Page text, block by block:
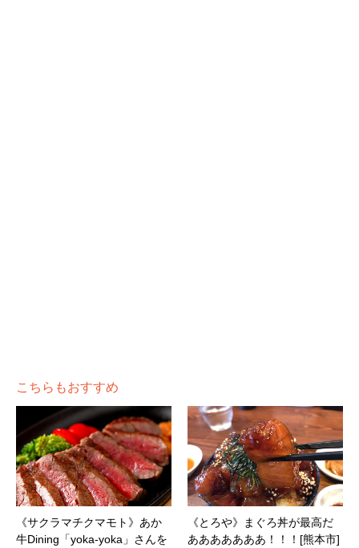
こちらもおすすめ
《サクラマチクマモト》あか
牛Dining「yoka-yoka」さんを
《とろや》まぐろ丼が最高だ
あああああああ！！！[熊本市]